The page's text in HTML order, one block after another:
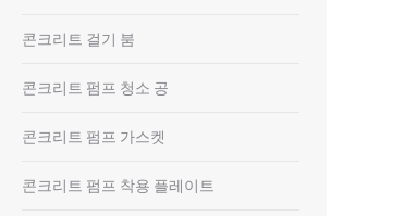
콘크리트 걸기 붐
콘크리트 펌프 청소 공
콘크리트 펌프 가스켓
콘크리트 펌프 착용 플레이트